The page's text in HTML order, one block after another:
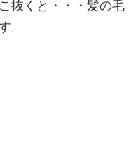
抜くと・・・髪の毛
。